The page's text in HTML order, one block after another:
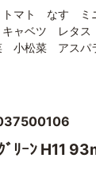
マト なす ミ
ャベツ レタ
小松菜 アスパ
ﾞﾘｰﾝ H11